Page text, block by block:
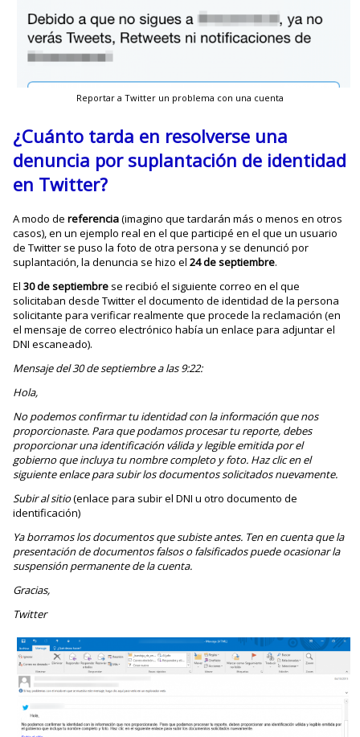
Reportar a Twitter un problema con una cuenta
¿Cuánto tarda en resolverse una
denuncia por suplantación de identidad
en Twitter?
A modo dereferencia(imagino que tardarán más o menos en otros
casos), en un ejemplo real en el que participé en el que un usuario
de Twitter se puso la foto de otra persona y se denunció por
suplantación, la denuncia se hizo el24 de septiembre.
El30 de septiembre se recibió el siguiente correo en el que
solicitaban desde Twitter el documento de identidad de la persona
solicitante para verificar realmente que procede la reclamación (en
el mensaje de correo electrónico había un enlace para adjuntar el
DNI escaneado).
Mensaje del 30 de septiembre a las 9:22:
Hola,
No podemos confirmar tu identidad con la información que nos
proporcionaste. Para que podamos procesar tu reporte, debes
proporcionar una identificación válida y legible emitida por el
gobierno que incluya tu nombre completo y foto. Haz clic en el
siguiente enlace para subir los documentos solicitados nuevamente.
Subir al sitio(enlace para subir el DNI u otro documento de
identificación)
Ya borramos los documentos que subiste antes. Ten en cuenta que la
presentación de documentos falsos o falsificados puede ocasionar la
suspensión permanente de la cuenta.
Gracias,
Twitter